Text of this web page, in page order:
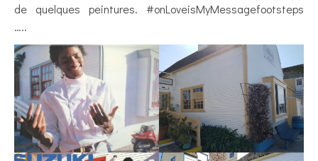
de quelques peintures. #onLoveisMyMessagefootsteps
…..